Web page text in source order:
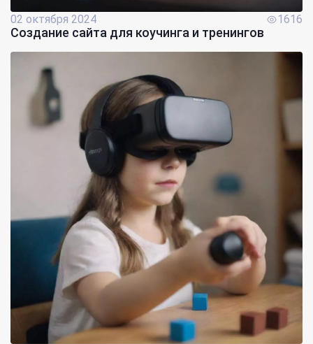
02 октября 2024 1616
Создание сайта для коучинга и тренингов